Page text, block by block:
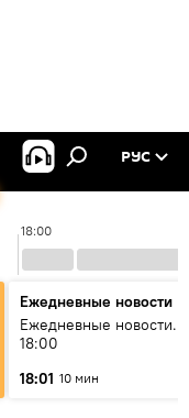
РУС
18:00
Ежедневные новости
Ежедневные новости.
18:00
18:01 10 мин